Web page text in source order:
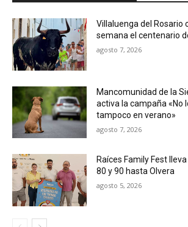
Villaluenga del Rosario
semana el centenario
agosto 7, 2026
Mancomunidad de la
activa la campaña «No
tampoco en verano»
agosto 7, 2026
Raíces Family Fest
80 y 90 hasta Olvera
agosto 5, 2026